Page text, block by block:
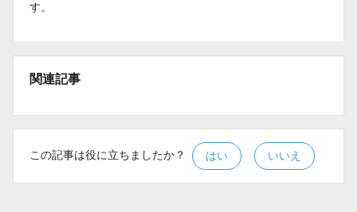
す。
関連記事
この記事は役に立ちましたか？ はい いいえ